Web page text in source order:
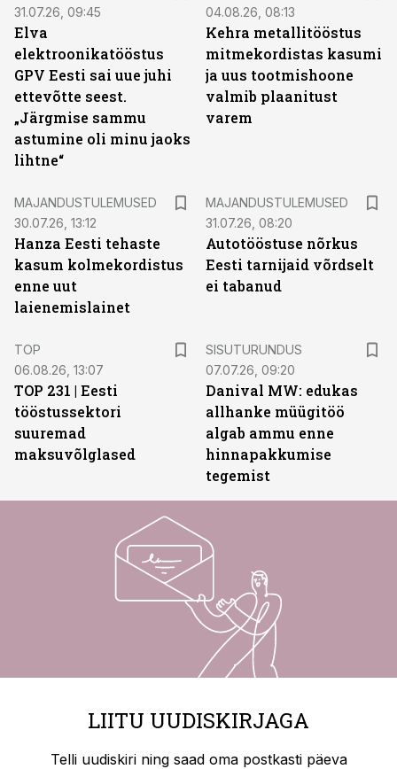
31.07.26, 09:45
Elva
elektroonikatööstus
GPV Eesti sai uue juhi
ettevõtte seest.
„Järgmise sammu
astumine oli minu jaoks
lihtne“
04.08.26, 08:13
Kehra metallitööstus
mitmekordistas kasumi
ja uus tootmishoone
valmib plaanitust
varem
MAJANDUSTULEMUSED
30.07.26, 13:12
Hanza Eesti tehaste
kasum kolmekordistus
enne uut
laienemislainet
MAJANDUSTULEMUSED
31.07.26, 08:20
Autotööstuse nõrkus
Eesti tarnijaid võrdselt
ei tabanud
TOP
06.08.26, 13:07
TOP 231 | Eesti
tööstussektori
suuremad
maksuvõlglased
SISUTURUNDUS
07.07.26, 09:20
Danival MW: edukas
allhanke müügitöö
algab ammu enne
hinnapakkumise
tegemist
LIITU UUDISKIRJAGA
Telli uudiskiri ning saad oma postkasti päeva